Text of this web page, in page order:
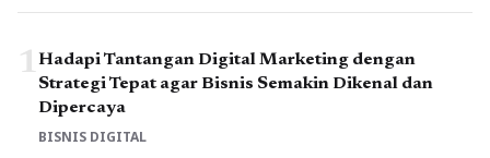
1Hadapi Tantangan Digital Marketing dengan
Strategi Tepat agar Bisnis Semakin Dikenal dan
Dipercaya
BISNIS DIGITAL